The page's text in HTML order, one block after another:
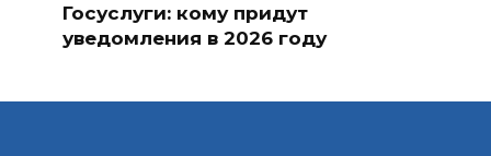
Госуслуги: кому придут
уведомления в 2026 году